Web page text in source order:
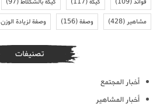
مشاهير(428) وصفة(156) وصفة لزيادة الوزن
تصنيفات
أخبار المجتمع
أخبار المشاهير